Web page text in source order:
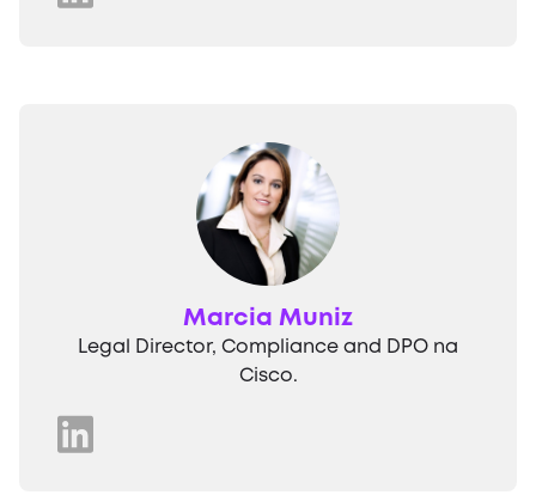
Marcia Muniz
Legal Director, Compliance and DPO na
Cisco.